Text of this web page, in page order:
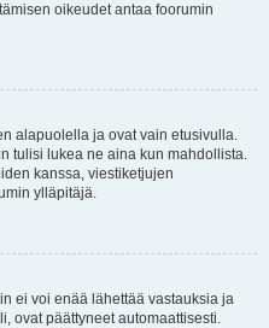
oikeudet antaa foorumin
alapuolella ja ovat vain etusivulla.
tulisi lukea ne aina kun mahdollista.
kanssa, viestiketjujen
ylläpitäjä.
ei voi enää lähettää vastauksia ja
ovat päättyneet automaattisesti.